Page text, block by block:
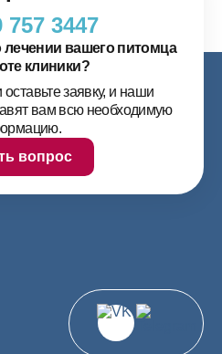
757 3447
вашего питомца
клиники?
заявку, и наши
вам всю необходимую
вопрос